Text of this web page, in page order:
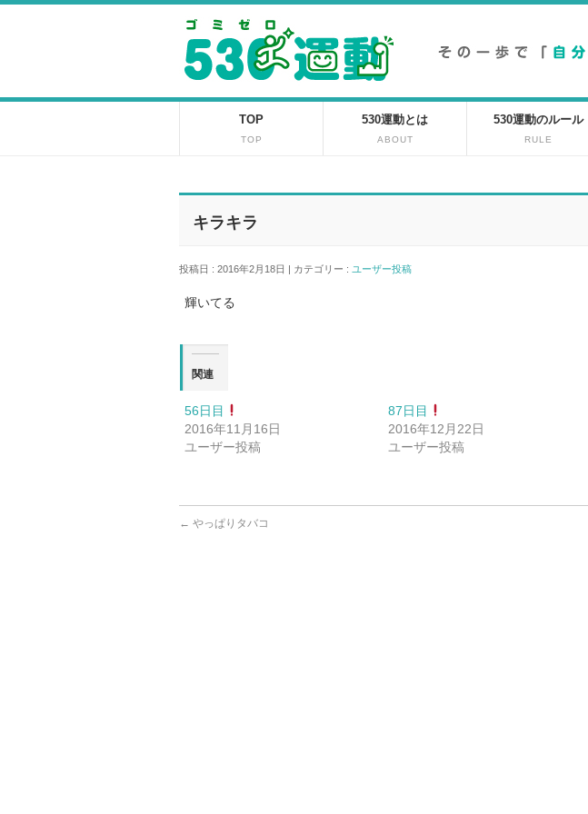
TOP
TOP
530運動とは
ABOUT
530運動のルール
RULE
キラキラ
投稿日 : 2016年2月18日 | カテゴリー : ユーザー投稿
輝いてる
関連
56日目
2016年11月16日
ユーザー投稿
87日目
2016年12月22日
ユーザー投稿
← やっぱりタバコ